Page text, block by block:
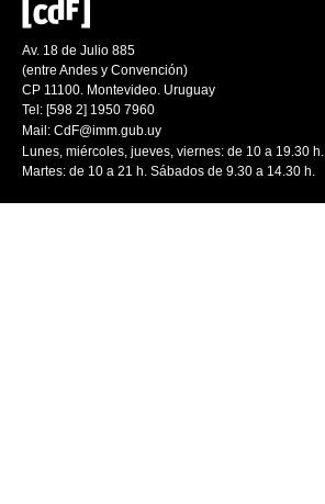
Av. 18 de Julio 885
(entre Andes y Convención)
CP 11100. Montevideo. Uruguay
Tel: [598 2] 1950 7960
Mail: CdF@imm.gub.uy
Lunes, miércoles, jueves, viernes: de 10 a 19.30 h.
Martes: de 10 a 21 h. Sábados de 9.30 a 14.30 h.